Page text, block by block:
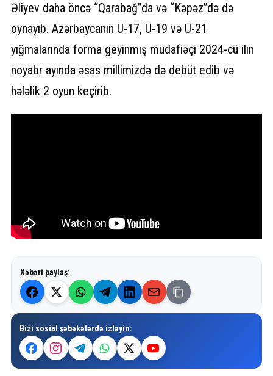
Əliyev daha öncə “Qarabağ”da və “Kəpəz”də də
oynayıb. Azərbaycanın U-17, U-19 və U-21
yığmalarında forma geyinmiş müdafiəçi 2024-cü ilin
noyabr ayında əsas millimizdə də debüt edib və
hələlik 2 oyun keçirib.
Xəbəri paylaş:
Bizi sosial şəbəkələrdə izləyin: